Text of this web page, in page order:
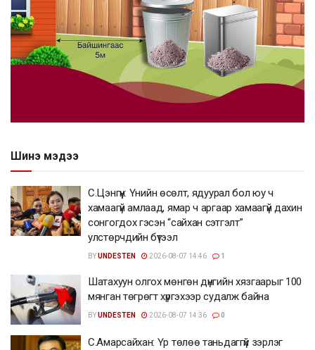
Шинэ мэдээ
С.Цэнгүүн: Үнийн өсөлт, ядуурал бол юу ч
хамаагүй амлаад, ямар ч аргаар хамаагүй дахин
сонгогдох гэсэн “сайхан сэтгэлт”
улстөрчдийн бүтээл
BYUNDESTEN 2026-08-07 14:46 1
Шатахуун олгох мөнгөн дүнгийн хязгаарыг 100
мянган төгрөгт хүргэхээр судалж байна
BYUNDESTEN 2026-08-07 14:36 0
С.Амарсайхан: Үр төлөө таньдаггүй зэрлэг